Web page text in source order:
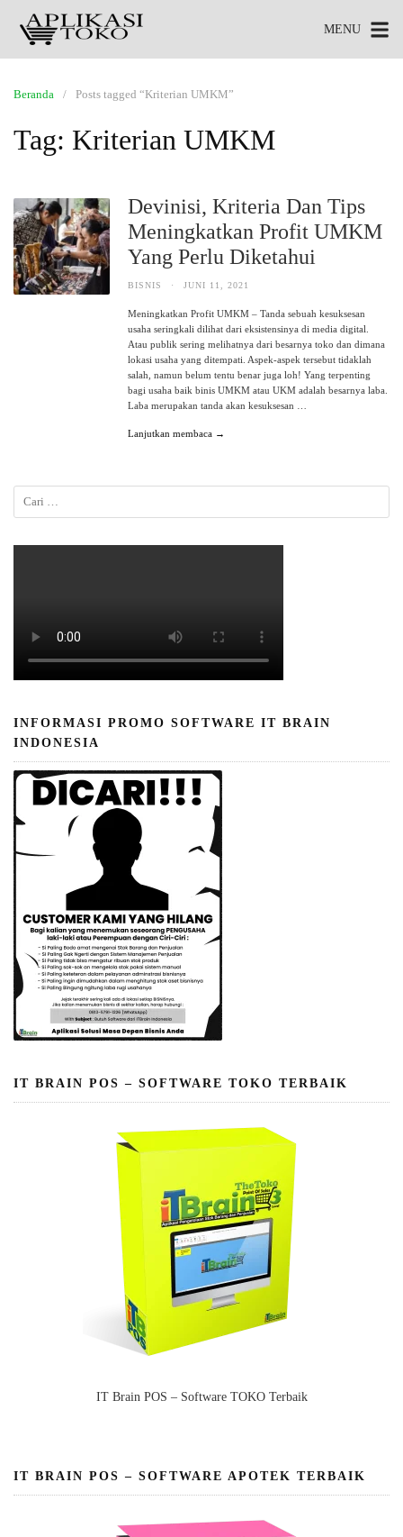
MENU
Beranda Posts tagged “Kriterian UMKM”
Tag: Kriterian UMKM
Devinisi, Kriteria Dan Tips
Meningkatkan Profit UMKM
Yang Perlu Diketahui
BISNIS · JUNI 11, 2021
Meningkatkan Profit UMKM – Tanda sebuah kesuksesan
usaha seringkali dilihat dari eksistensinya di media digital.
Atau publik sering melihatnya dari besarnya toko dan dimana
lokasi usaha yang ditempati. Aspek-aspek tersebut tidaklah
salah, namun belum tentu benar juga loh! Yang terpenting
bagi usaha baik binis UMKM atau UKM adalah besarnya laba.
Laba merupakan tanda akan kesuksesan …
Lanjutkan membaca →
INFORMASI PROMO SOFTWARE IT BRAIN
INDONESIA
IT BRAIN POS – SOFTWARE TOKO TERBAIK
IT Brain POS – Software TOKO Terbaik
IT BRAIN POS – SOFTWARE APOTEK TERBAIK